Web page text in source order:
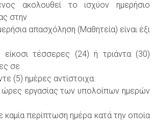
ακολουθεί το ισχύον ημερήσιο
στην
απασχόληση (Μαθητεία) είναι έξι
είκοσι τέσσερες (24) ή τριάντα (30)
σε
(5) ημέρες αντίστοιχα.
ώρες εργασίας των υπολοίπων ημερών
καμία περίπτωση ημέρα κατά την οποία